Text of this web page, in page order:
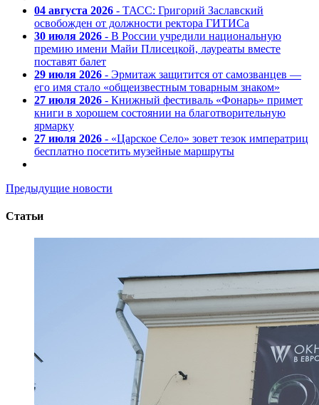
04 августа 2026 - ТАСС: Григорий Заславский
освобожден от должности ректора ГИТИСа
30 июля 2026 - В России учредили национальную
премию имени Майи Плисецкой, лауреаты вместе
поставят балет
29 июля 2026 - Эрмитаж защитится от самозванцев —
его имя стало «общеизвестным товарным знаком»
27 июля 2026 - Книжный фестиваль «Фонарь» примет
книги в хорошем состоянии на благотворительную
ярмарку
27 июля 2026 - «Царское Село» зовет тезок императриц
бесплатно посетить музейные маршруты
Предыдущие новости
Статьи